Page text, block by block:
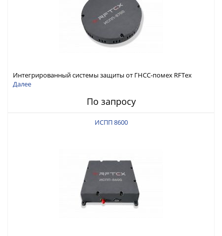
Интегрированный системы защиты от ГНСС-помех RFТех
ИСПП 8700
Далее
По запросу
ИСПП 8600